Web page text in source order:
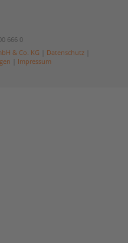
666 0
& Co. KG Datenschutz|
Impressum